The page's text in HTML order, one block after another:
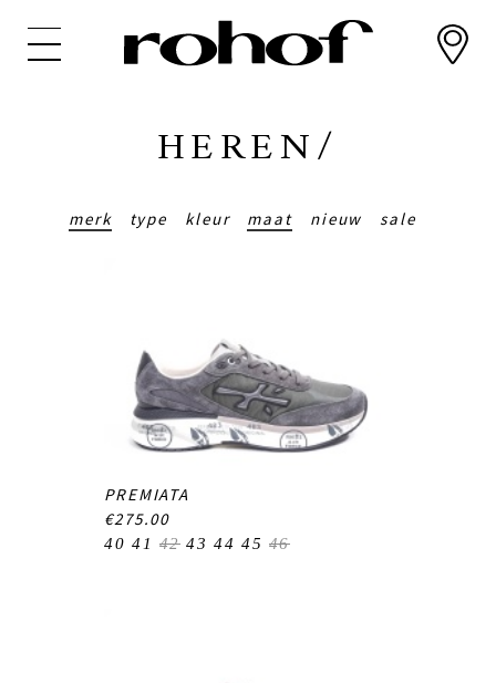
HEREN/
merk type kleur maat nieuw sale
PREMIATA
€275.00
40 41 42 43 44 45 46